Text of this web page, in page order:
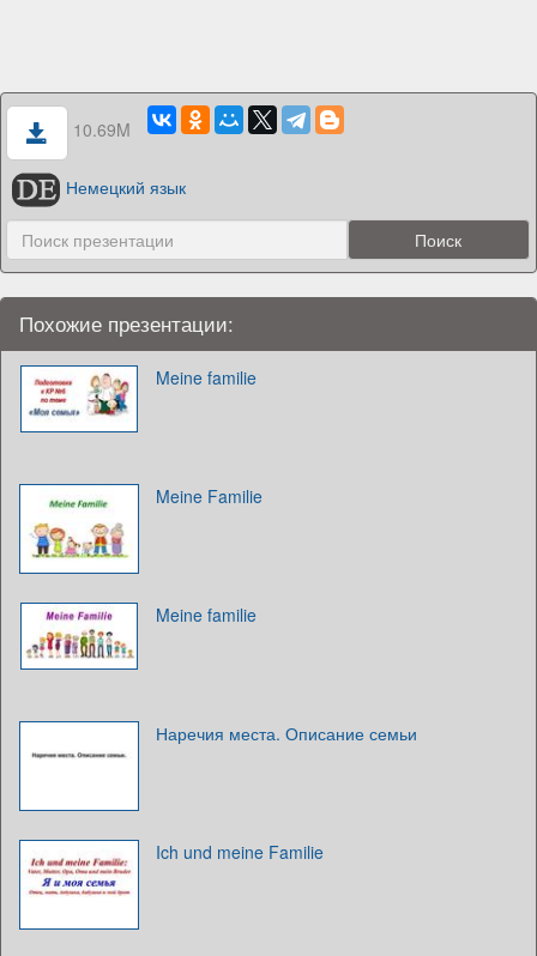
10.69M
Немецкий язык
Похожие презентации:
Meine familie
Meine Familie
Meine familie
Наречия места. Описание семьи
Ich und meine Familie